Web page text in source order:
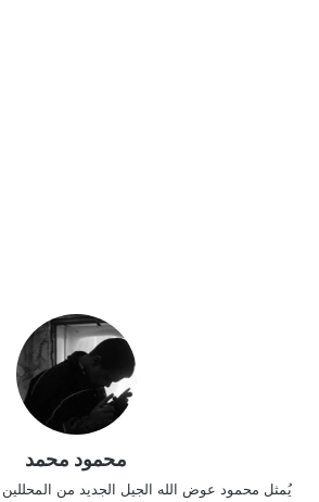
محمود محمد
يُمثل محمود عوض الله الجيل الجديد من